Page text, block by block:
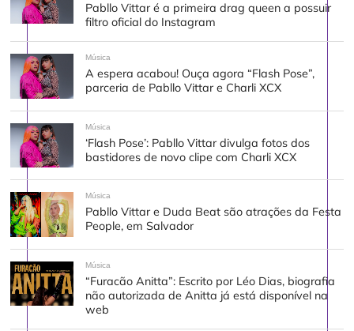
Pabllo Vittar é a primeira drag queen a possuir
filtro oficial do Instagram
Música
A espera acabou! Ouça agora “Flash Pose”,
parceria de Pabllo Vittar e Charli XCX
Música
‘Flash Pose’: Pabllo Vittar divulga fotos dos
bastidores de novo clipe com Charli XCX
Música
Pabllo Vittar e Duda Beat são atrações da Festa
People, em Salvador
Música
“Furacão Anitta”: Escrito por Léo Dias, biografia
não autorizada de Anitta já está disponível na
web